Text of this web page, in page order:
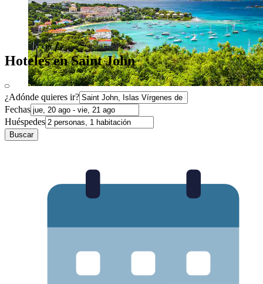
Hoteles en Saint John
¿Adónde quieres ir?
Fechas
Huéspedes
Buscar